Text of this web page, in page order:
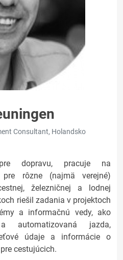
Consultant, Holandsko
dopravu, pracuje na
pre rôzne (najmä verejné)
železničnej a lodnej
riešil zadania v projektoch
a informačnú vedy, ako
automatizovaná jazda,
údaje a informácie o
cestujúcich.